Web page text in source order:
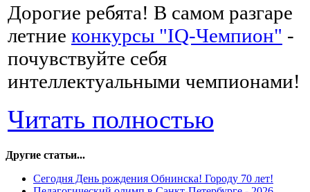
Дорогие ребята! В самом разгаре
летние конкурсы "IQ-Чемпион" -
почувствуйте себя
интеллектуальными чемпионами!
Читать полностью
Другие статьи...
Сегодня День рождения Обнинска! Городу 70 лет!